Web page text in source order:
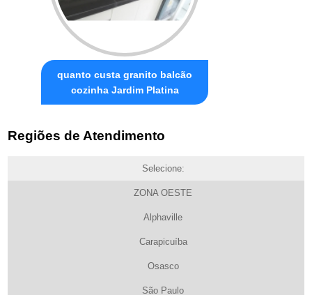
quanto custa granito balcão
cozinha Jardim Platina
Regiões de Atendimento
Selecione:
ZONA OESTE
Alphaville
Carapicuíba
Osasco
São Paulo